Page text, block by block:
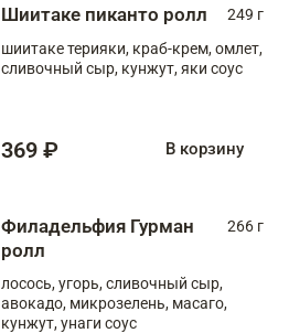
Шиитаке пиканто ролл
249 г
шиитаке терияки, краб-крем, омлет,
сливочный сыр, кунжут, яки соус
369 ₽ В корзину
Филадельфия Гурман
ролл
266 г
лосось, угорь, сливочный сыр,
авокадо, микрозелень, масаго,
кунжут, унаги соус